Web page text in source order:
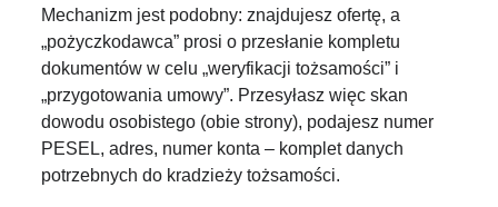
Mechanizm jest podobny: znajdujesz ofertę, a
„pożyczkodawca” prosi o przesłanie kompletu
dokumentów w celu „weryfikacji tożsamości” i
„przygotowania umowy”. Przesyłasz więc skan
dowodu osobistego (obie strony), podajesz numer
PESEL, adres, numer konta – komplet danych
potrzebnych do kradzieży tożsamości.